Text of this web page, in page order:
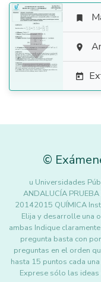




©
u Universidades
ANDALUCÍA
20142015 QUÍMICA
Elija y desarrolle una
ambas Indique
pregunta basta con
preguntas en el orden
hasta 15 puntos cada
Exprese sólo las